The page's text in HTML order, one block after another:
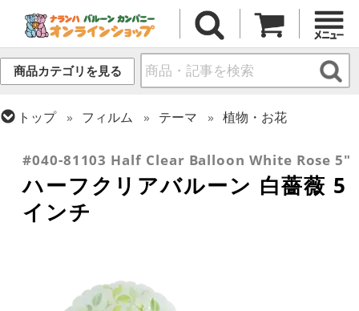
商品カテゴリを見る
トップ フィルム テーマ
植物・お花
#040-81103 Half Clear Balloon White Rose 5"
ハーフクリアバルーン 白薔薇 5
インチ